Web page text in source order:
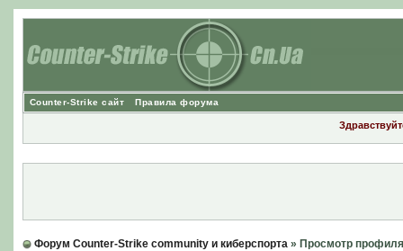
Counter-Strike сайт Правила форума
Форум Counter-Strike community и киберспорта» Просмотр профиля